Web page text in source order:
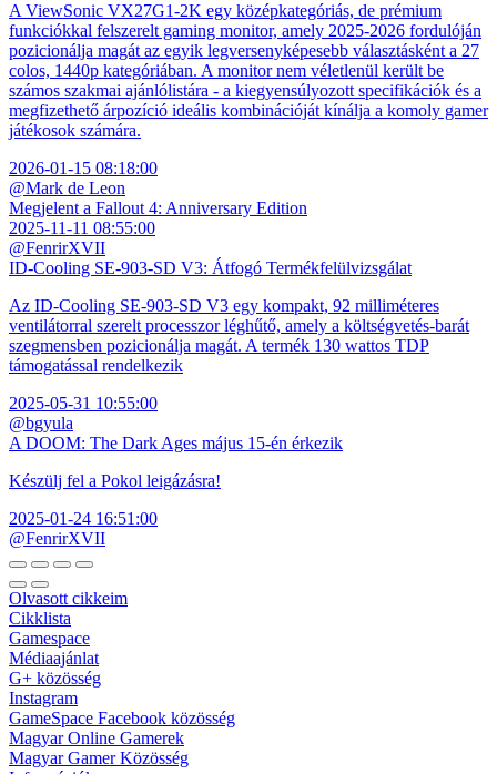
A ViewSonic VX27G1-2K egy középkategóriás, de prémium
funkciókkal felszerelt gaming monitor, amely 2025-2026 fordulóján
pozicionálja magát az egyik legversenyképesebb választásként a 27
colos, 1440p kategóriában. A monitor nem véletlenül került be
számos szakmai ajánlólistára - a kiegyensúlyozott specifikációk és a
megfizethető árpozíció ideális kombinációját kínálja a komoly gamer
játékosok számára.
2026-01-15 08:18:00
@Mark de Leon
Megjelent a Fallout 4: Anniversary Edition
2025-11-11 08:55:00
@FenrirXVII
ID-Cooling SE-903-SD V3: Átfogó Termékfelülvizsgálat
Az ID-Cooling SE-903-SD V3 egy kompakt, 92 milliméteres
ventilátorral szerelt processzor léghűtő, amely a költségvetés-barát
szegmensben pozicionálja magát. A termék 130 wattos TDP
támogatással rendelkezik
2025-05-31 10:55:00
@bgyula
A DOOM: The Dark Ages május 15-én érkezik
Készülj fel a Pokol leigázásra!
2025-01-24 16:51:00
@FenrirXVII
Olvasott cikkeim
Cikklista
Gamespace
Médiaajánlat
G+ közösség
Instagram
GameSpace Facebook közösség
Magyar Online Gamerek
Magyar Gamer Közösség